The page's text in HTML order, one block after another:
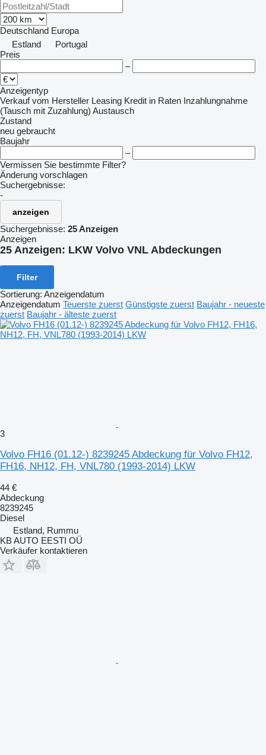
Deutschland Europa
Estland
Portugal
Preis
–
Anzeigentyp
Verkauf vom Hersteller Leasing Kredit in Raten Inzahlungnahme
(Tausch mit Zuzahlung) Austausch
Zustand
neu gebraucht
Baujahr
–
Vermissen Sie bestimmte Filter?
Änderung vorschlagen
Suchergebnisse:
-
anzeigen
Suchergebnisse: 25 Anzeigen
Anzeigen
25 Anzeigen: LKW Volvo VNL Abdeckungen
Filter
Sortierung: Anzeigendatum
Anzeigendatum Teuerste zuerst Günstigste zuerst Baujahr - neueste
zuerst Baujahr - älteste zuerst
3
Volvo FH16 (01.12-) 8239245 Abdeckung für Volvo FH12,
FH16, NH12, FH, VNL780 (1993-2014) LKW
44 €
Abdeckung
8239245
Diesel
Estland, Rummu
KB AUTO EESTI OÜ
Verkäufer kontaktieren